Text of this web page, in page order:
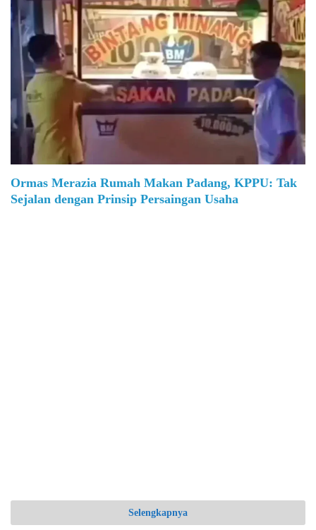
Ormas Merazia Rumah Makan Padang, KPPU: Tak
Sejalan dengan Prinsip Persaingan Usaha
Selengkapnya